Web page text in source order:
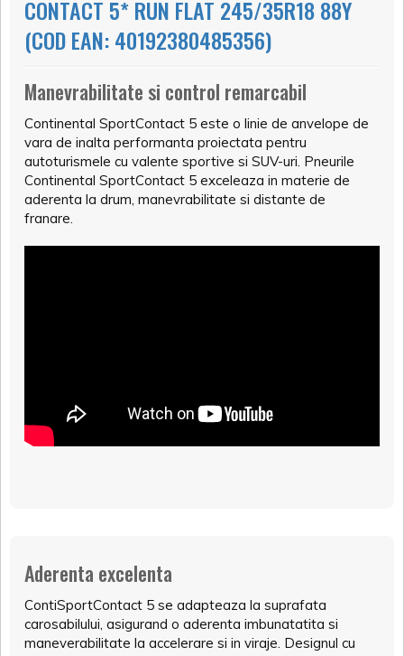
CONTACT 5* RUN FLAT 245/35R18 88Y
(COD EAN: 40192380485356)
Manevrabilitate si control remarcabil
Continental SportContact 5 este o linie de anvelope de
vara de inalta performanta proiectata pentru
autoturismele cu valente sportive si SUV-uri. Pneurile
Continental SportContact 5 exceleaza in materie de
aderenta la drum, manevrabilitate si distante de
franare.
Aderenta excelenta
ContiSportContact 5 se adapteaza la suprafata
carosabilului, asigurand o aderenta imbunatatita si
maneverabilitate la accelerare si in viraje. Designul cu